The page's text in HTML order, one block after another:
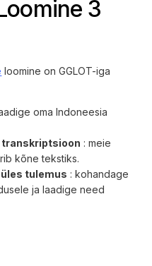
3
loomine on GGLOT-iga
oma Indoneesia
transkriptsioon : meie
kõne tekstiks.
tulemus : kohandage
ja laadige need